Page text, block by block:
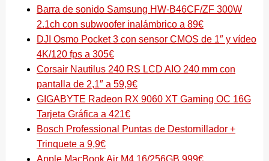
Barra de sonido Samsung HW-B46CF/ZF 300W
2.1ch con subwoofer inalámbrico a 89€
DJI Osmo Pocket 3 con sensor CMOS de 1″ y vídeo
4K/120 fps a 305€
Corsair Nautilus 240 RS LCD AIO 240 mm con
pantalla de 2,1″ a 59,9€
GIGABYTE Radeon RX 9060 XT Gaming OC 16G
Tarjeta Gráfica a 421€
Bosch Professional Puntas de Destornillador +
Trinquete a 9,9€